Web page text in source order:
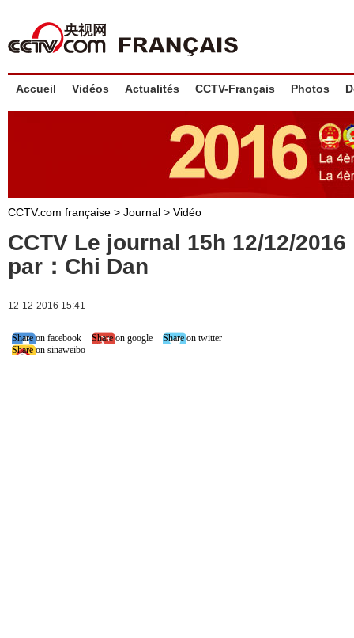
Accueil Vidéos Actualités CCTV-Français Photos
CCTV.com française > Journal > Vidéo
CCTV Le journal 15h 12/12/
par：Chi Dan
12-12-2016 15:41
Share on facebook Share on google
Share on twitter
Share on sinaweibo